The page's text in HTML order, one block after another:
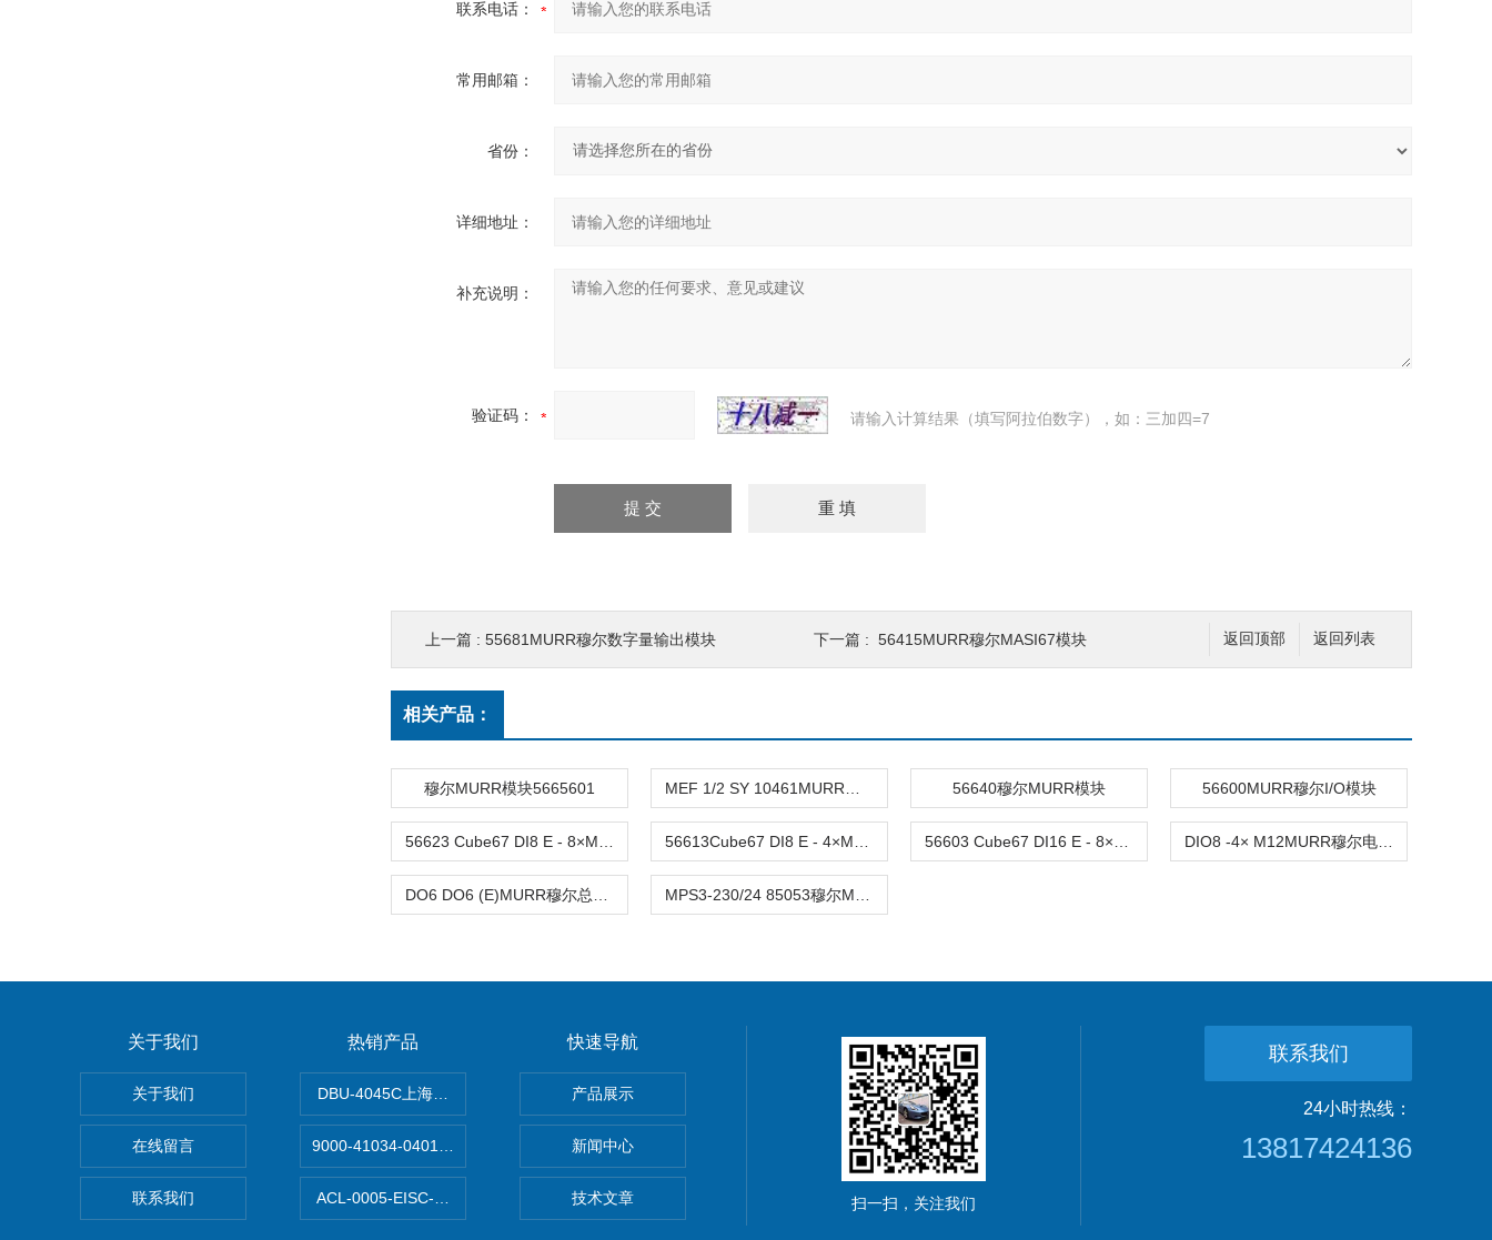
联系电话：
常用邮箱：
省份：
详细地址：
补充说明：
验证码： 请输入计算结果（填写阿拉伯数字），如：三加四=7
返回列表
返回顶部
上一篇 : 55681MURR穆尔数字量输出模块 下一篇 : 56415MURR穆尔MASI67模块
相关产品：
穆尔MURR模块5665601 56640穆尔MURR模块 56600MURR穆尔I/O模块
关于我们
关于我们
在线留言
联系我们
热销产品
DBU-4045C上海鹰峰制动单元
9000-41034-0401000穆尔MICO4.4智能电流分配器
ACL-0005-EISC-E2M8C上海鹰峰电抗器
快速导航
产品展示
新闻中心
技术文章 扫一扫，关注我们
联系我们
24小时热线：
13817424136